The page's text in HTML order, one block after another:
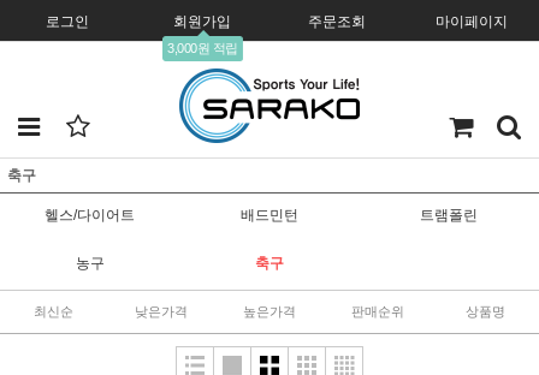
로그인 회원가입
3,000원 적립
주문조회 마이페이지
축구
헬스/다이어트 배드민턴 트램폴린
농구 축구
최신순 낮은가격 높은가격 판매순위 상품명